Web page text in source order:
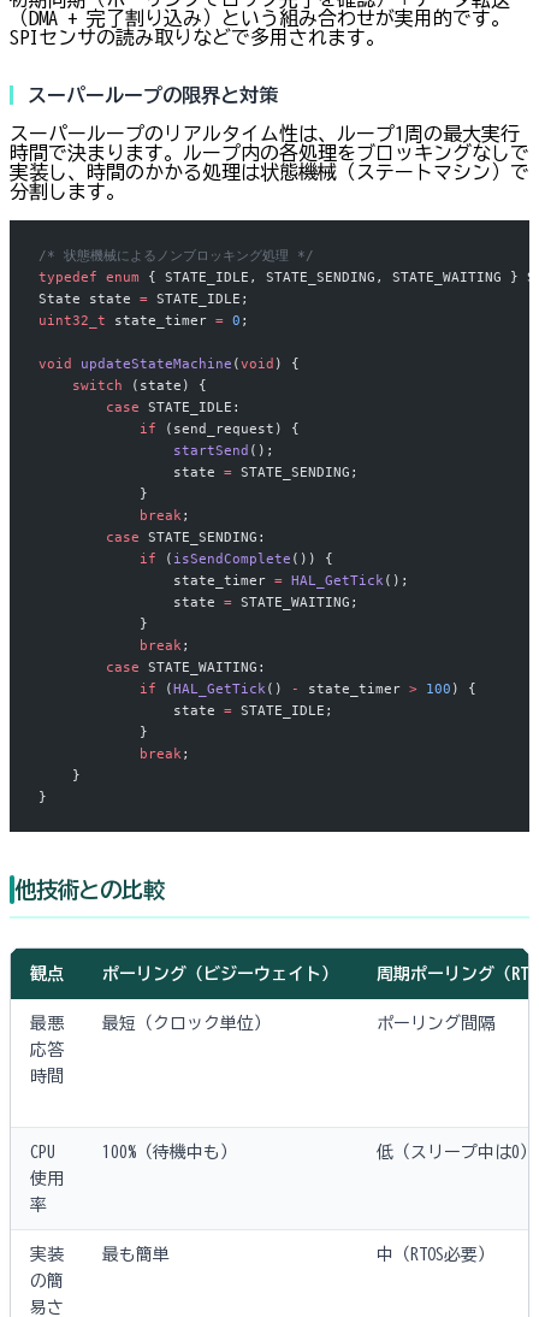
（DMA + 完了割り込み）という組み合わせが実用的です。
SPIセンサの読み取りなどで多用されます。
スーパーループの限界と対策
スーパーループのリアルタイム性は、ループ1周の最大実行
時間で決まります。ループ内の各処理をブロッキングなしで
実装し、時間のかかる処理は状態機械（ステートマシン）で
分割します。
/* 状態機械によるノンブロッキング処理 */
typedef enum { STATE_IDLE, STATE_SENDING, STATE_WAITING }
State state = STATE_IDLE;
uint32_t state_timer = 0 ;
void updateStateMachine (void ) {
    switch
(state) {
        case
STATE_IDLE:
            if
(send_request) {
                startSend
();
                state
= STATE_SENDING;
            }
            break
;
        case
STATE_SENDING:
            if
( isSendComplete ()) {
                state_timer
= HAL_GetTick ();
                state
= STATE_WAITING;
            }
            break
;
        case
STATE_WAITING:
            if
(HAL_GetTick () - state_timer > 100 ) {
                state
= STATE_IDLE;
            }
            break
;
    }
}
他技術との比較
観点 ポーリング（ビジーウェイト） 周期ポーリング（
最悪
応答
時間
最短（クロック単位） ポーリング間隔
CPU
使用
率
100%（待機中も） 低（スリープ中は0）
実装
の簡
易さ
最も簡単 中（RTOS必要）